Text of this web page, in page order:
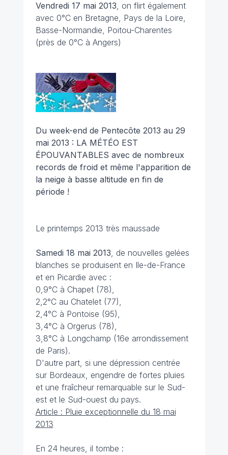
Vendredi 17 mai 2013, on flirt également
avec 0°C en Bretagne, Pays de la Loire,
Basse-Normandie, Poitou-Charentes
(près de 0°C à Angers)
Du week-end de Pentecôte 2013 au 29
mai 2013 : LA MÉTÉO EST
ÉPOUVANTABLES avec de nombreux
records de froid et même l'apparition de
la neige à basse altitude en fin de
période !
Le printemps 2013 très maussade
Samedi 18 mai 2013, de nouvelles gelées
blanches se produisent en Ile-de-France
et en Picardie avec :
0,9°C à Chapet (78),
2,2°C au Chatelet (77),
2,4°C à Pontoise (95),
3,4°C à Orgerus (78),
3,8°C à Longchamp (16e arrondissement
de Paris).
D'autre part, si une dépression centrée
sur Bordeaux, engendre de fortes pluies
et une fraîcheur remarquable sur le Sud-
est et le Sud-ouest du pays.
Article : Pluie exceptionnelle du 18 mai
2013
En 24 heures, il tombe :